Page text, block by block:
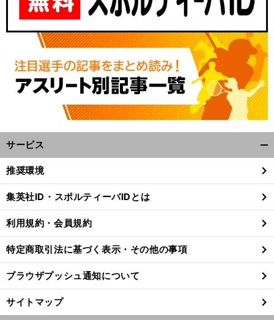
サービス
閉
る
推奨環境
集英社ID・スポルティーバIDとは
利用規約・会員規約
特定商取引法に基づく表示・その他の事項
ブラウザプッシュ通知について
サイトマップ